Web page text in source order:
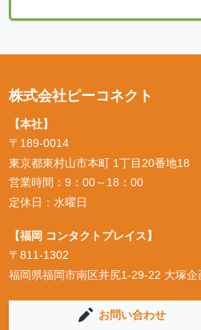
株式会社ピーコネクト
【本社】
〒189-0014
東京都東村山市本町 1丁目20番地18
営業時間：9：00～18：00
定休日：水曜日
【福岡 コンタクトプレイス】
〒811-1302
福岡県福岡市南区井尻1-29-22 大塚企
お問い合わせ